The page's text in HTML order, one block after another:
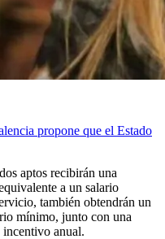
propone que el Estado
aptos recibirán una
a un salario
también obtendrán un
mínimo, junto con una
anual.